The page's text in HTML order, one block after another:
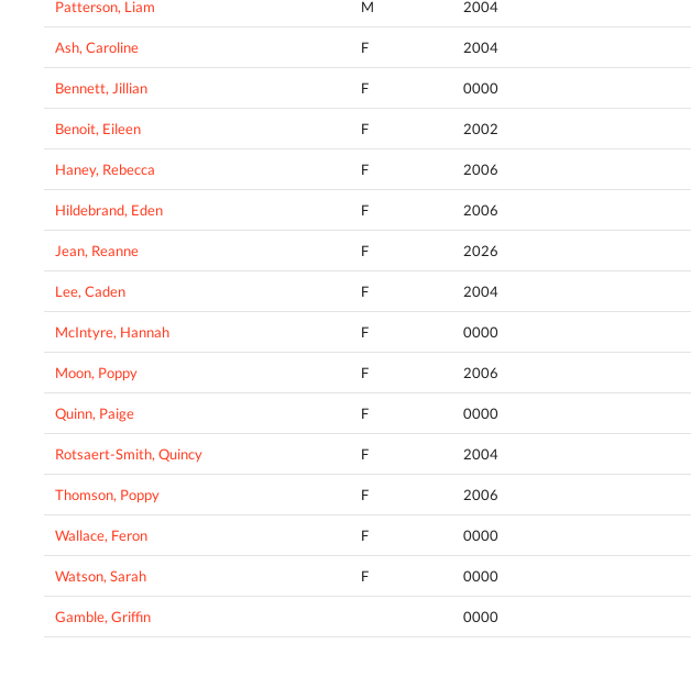
Patterson, Liam M 2004
Ash, Caroline F 2004
Bennett, Jillian F 0000
Benoit, Eileen F 2002
Haney, Rebecca F 2006
Hildebrand, Eden F 2006
Jean, Reanne F 2026
Lee, Caden F 2004
McIntyre, Hannah F 0000
Moon, Poppy F 2006
Quinn, Paige F 0000
Rotsaert-Smith, Quincy F 2004
Thomson, Poppy F 2006
Wallace, Feron F 0000
Watson, Sarah F 0000
Gamble, Griffin 0000